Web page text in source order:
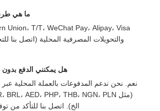
ما هي
والتحويلات المصرفية المحلية (اتصل بنا
هل يمكنني الدفع بدون
نعم. نحن ندعم المدفوعات بالعملة المحلية عبر
الخ). اتصل بنا للتأكد من